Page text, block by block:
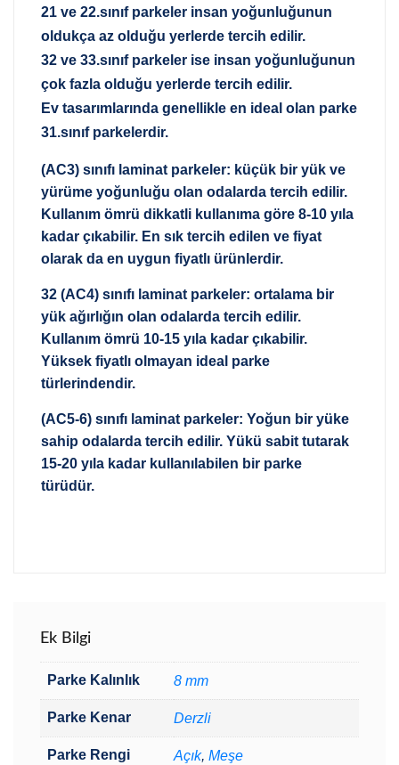
21 ve 22.sınıf parkeler insan yoğunluğunun
oldukça az olduğu yerlerde tercih edilir.
32 ve 33.sınıf parkeler ise insan yoğunluğunun
çok fazla olduğu yerlerde tercih edilir.
Ev tasarımlarında genellikle en ideal olan parke
31.sınıf parkelerdir.
(AC3) sınıfı laminat parkeler: küçük bir yük ve
yürüme yoğunluğu olan odalarda tercih edilir.
Kullanım ömrü dikkatli kullanıma göre 8-10 yıla
kadar çıkabilir. En sık tercih edilen ve fiyat
olarak da en uygun fiyatlı ürünlerdir.
32 (AC4) sınıfı laminat parkeler: ortalama bir
yük ağırlığın olan odalarda tercih edilir.
Kullanım ömrü 10-15 yıla kadar çıkabilir.
Yüksek fiyatlı olmayan ideal parke
türlerindendir.
(AC5-6) sınıfı laminat parkeler: Yoğun bir yüke
sahip odalarda tercih edilir. Yükü sabit tutarak
15-20 yıla kadar kullanılabilen bir parke
türüdür.
Ek Bilgi
Parke Kalınlık 8 mm
Parke Kenar Derzli
Parke Rengi Açık, Meşe